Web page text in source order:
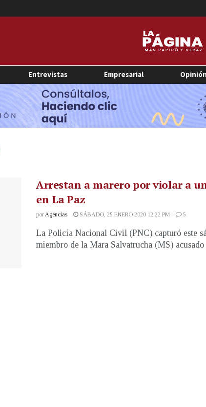
Entrevistas Empresarial Opinión
Arrestan a marero por violar a
en La Paz
porAgencias SÁBADO, 25 ENERO 2020 12:22 PM 5
La Policía Nacional Civil (PNC) capturó este
miembro de la Mara Salvatrucha (MS)